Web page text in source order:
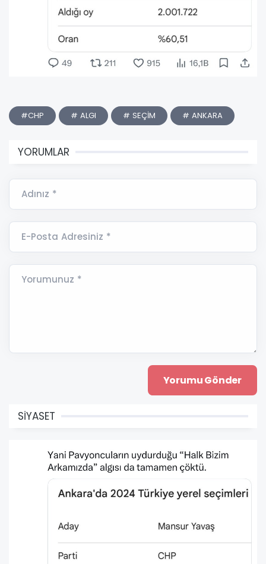
#CHP # ALGI # SEÇİM # ANKARA
YORUMLAR
Adınız *
E-Posta Adresiniz *
Yorumunuz *
SİYASET